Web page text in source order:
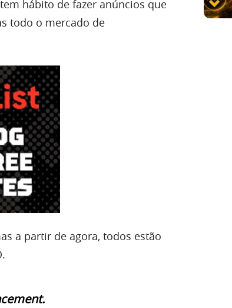
tem hábito de fazer anúncios que
todo o mercado de
a partir de agora, todos estão